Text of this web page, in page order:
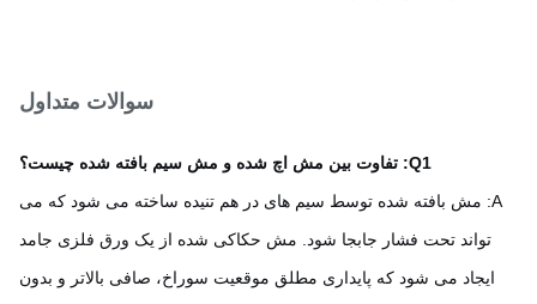
سوالات متداول
A: مش بافته شده توسط سیم های در هم تنیده ساخته می شود که می
تواند تحت فشار جابجا شود. مش حکاکی شده از یک ورق فلزی جامد
ایجاد می شود که پایداری مطلق موقعیت سوراخ، صافی بالاتر و بدون